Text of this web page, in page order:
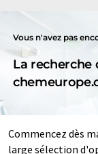
Vous n'avez pas
La recherche
Commencez dès
large sélection